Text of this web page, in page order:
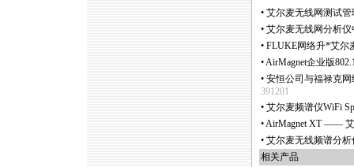
• 艾尔麦无线网测试
• 艾尔麦无线网分析仪
• FLUKE网络升*艾尔
•AirMagnet企业版
• 安恒公司与福禄克
391201
• 艾尔麦频谱仪WiFi
•AirMagnet XT ——
• 艾尔麦无线频谱分析
相关产品